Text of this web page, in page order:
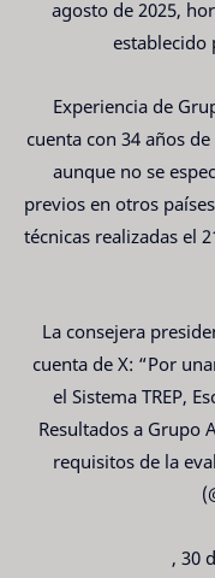
agosto de 2025,
establecido
Experiencia de
cuenta con 34 años
aunque no se
previos en otros
técnicas realizadas el
La consejera
cuenta de X: “Por
el Sistema TREP,
Resultados a Grupo
requisitos de la
, 30